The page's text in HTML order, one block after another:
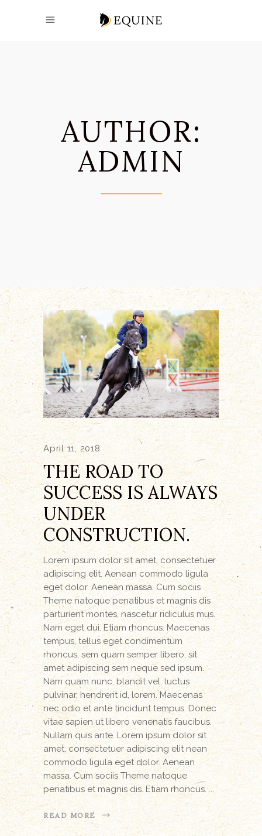
AUTHOR:
ADMIN
April 11, 2018
THE ROAD TO
SUCCESS IS ALWAYS
UNDER
CONSTRUCTION.
Lorem ipsum dolor sit amet, consectetuer
adipiscing elit. Aenean commodo ligula
eget dolor. Aenean massa. Cum sociis
Theme natoque penatibus et magnis dis
parturient montes, nascetur ridiculus mus.
Nam eget dui. Etiam rhoncus. Maecenas
tempus, tellus eget condimentum
rhoncus, sem quam semper libero, sit
amet adipiscing sem neque sed ipsum.
Nam quam nunc, blandit vel, luctus
pulvinar, hendrerit id, lorem. Maecenas
nec odio et ante tincidunt tempus. Donec
vitae sapien ut libero venenatis faucibus.
Nullam quis ante. Lorem ipsum dolor sit
amet, consectetuer adipiscing elit nean
commodo ligula eget dolor. Aenean
massa. Cum sociis Theme natoque
penatibus et magnis dis. Etiam rhoncus.
READ MORE